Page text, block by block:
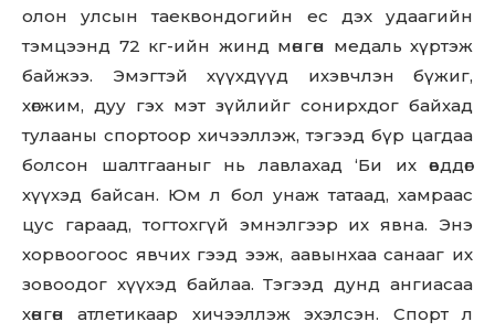
олон улсын таеквондогийн ес дэх удаагийн
тэмцээнд 72 кг-ийн жинд мөнгөн медаль хүртэж
байжээ. Эмэгтэй хүүхдүүд ихэвчлэн бүжиг,
хөгжим, дуу гэх мэт зүйлийг сонирхдог байхад
тулааны спортоор хичээллэж, тэгээд бүр цагдаа
болсон шалтгааныг нь лавлахад ‘Би их өвддөг
хүүхэд байсан. Юм л бол унаж татаад, хамраас
цус гараад, тогтохгүй эмнэлгээр их явна. Энэ
хорвоогоос явчих гээд ээж, аавынхаа санааг их
зовоодог хүүхэд байлаа. Тэгээд дунд ангиасаа
хөнгөн атлетикаар хичээллэж эхэлсэн. Спорт л